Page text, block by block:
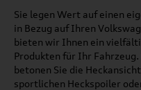
Sie legen Wert auf einen
in Bezug auf Ihren
bieten wir Ihnen ein
Produkten für Ihr
betonen Sie die
sportlichen Heckspoiler